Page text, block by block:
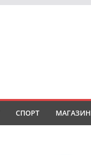
СПОРТ МАГАЗИН